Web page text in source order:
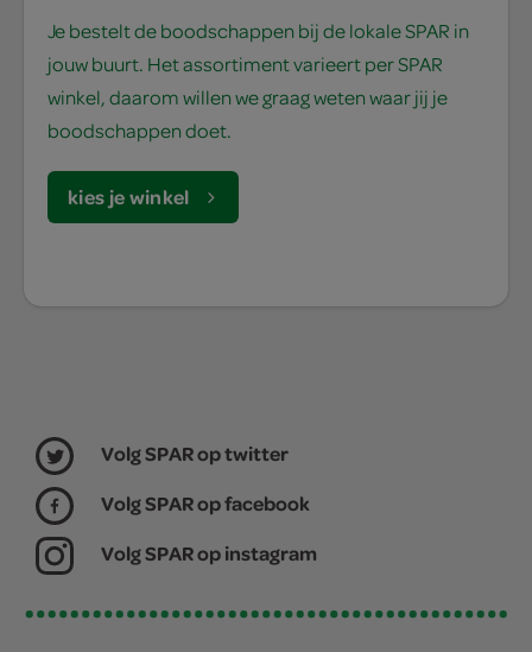
Je bestelt de boodschappen bij de lokale SPAR in
jouw buurt. Het assortiment varieert per SPAR
winkel, daarom willen we graag weten waar jij je
boodschappen doet.
kies je winkel
Volg SPAR op twitter
Volg SPAR op facebook
Volg SPAR op instagram